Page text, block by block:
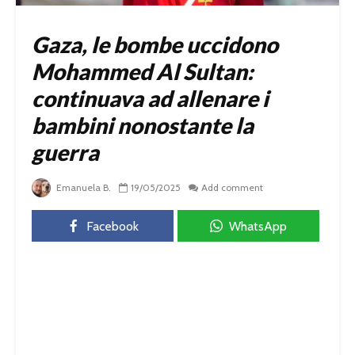
Gaza, le bombe uccidono
Mohammed Al Sultan:
continuava ad allenare i
bambini nonostante la
guerra
Emanuela B. 19/05/2025 Add comment
Facebook WhatsApp